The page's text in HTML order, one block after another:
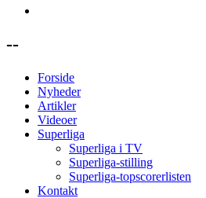
--
Forside
Nyheder
Artikler
Videoer
Superliga
Superliga i TV
Superliga-stilling
Superliga-topscorerlisten
Kontakt